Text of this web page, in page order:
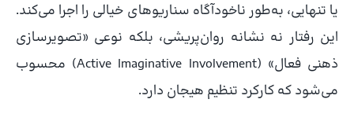
یا تنهایی، به‌طور ناخودآگاه سناریوهای خیالی را اجرا می‌کند.
این رفتار نه نشانه روان‌پریشی، بلکه نوعی «تصویرسازی
ذهنی فعال» (Active Imaginative Involvement) محسوب
می‌شود که کارکرد تنظیم هیجان دارد.